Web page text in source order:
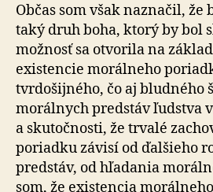
Občas som však naznačil, že
taký druh boha, ktorý by bol
možnosť sa otvorila na
existencie morálneho
tvrdošijného, čo aj bludného
morálnych predstáv ľudstva
a skutočnosti, že trvalé
poriadku závisí od ďalšieho
predstáv, od hľadania
som, že existencia